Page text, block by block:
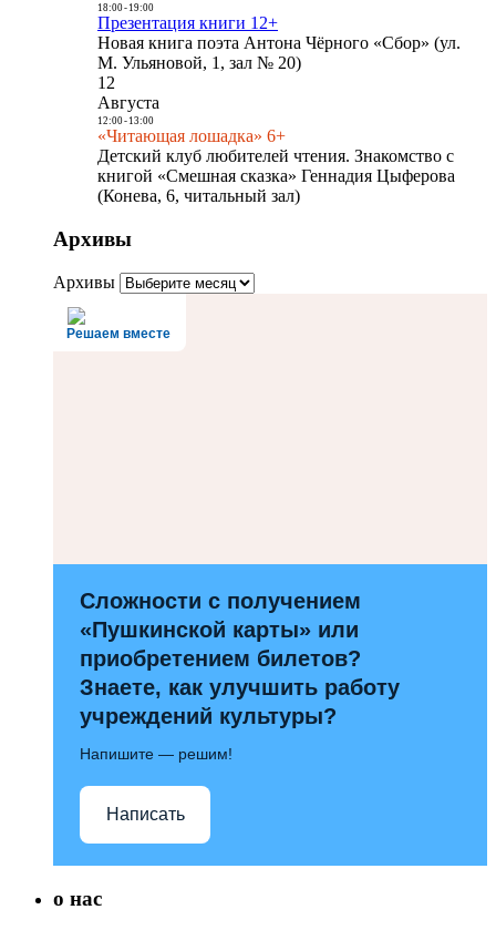
18:00- 19:00
Презентация книги 12+
Новая книга поэта Антона Чёрного «Сбор» (ул.
М. Ульяновой, 1, зал № 20)
12
Августа
12:00- 13:00
«Читающая лошадка» 6+
Детский клуб любителей чтения. Знакомство с
книгой «Смешная сказка» Геннадия Цыферова
(Конева, 6, читальный зал)
Архивы
Архивы
Решаем вместе
Сложности с получением
«Пушкинской карты» или
приобретением билетов?
Знаете, как улучшить работу
учреждений культуры?
Напишите — решим!
Написать
о нас